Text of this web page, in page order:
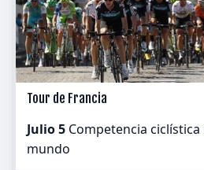
Tour de Francia
Julio 5 Competencia
mundo